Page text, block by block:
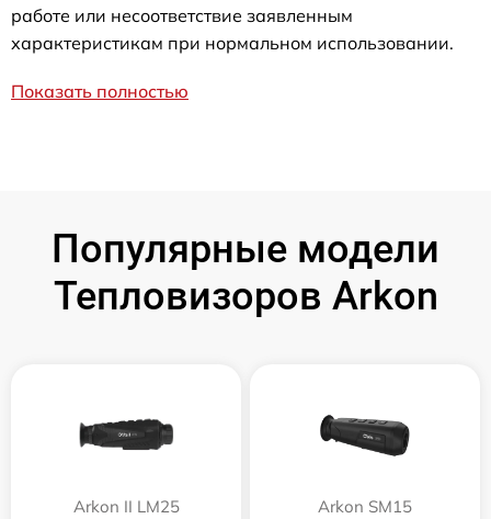
работе или несоответствие заявленным
характеристикам при нормальном использовании.
Показать полностью
Популярные модели
Тепловизоров Arkon
Arkon II LM25 Arkon SM15